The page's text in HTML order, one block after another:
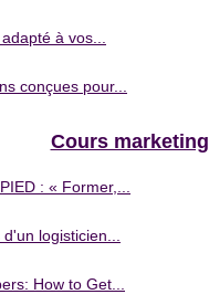
à vos...
conçues pour...
Cours marketing
: « Former,...
logisticien...
How to Get...